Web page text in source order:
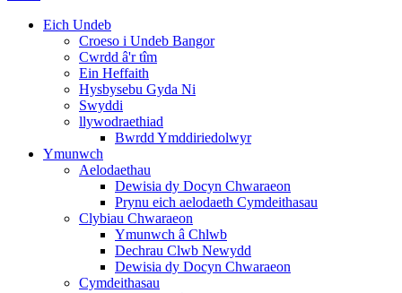
Eich Undeb
Croeso i Undeb Bangor
Cwrdd â'r tîm
Ein Heffaith
Hysbysebu Gyda Ni
Swyddi
llywodraethiad
Bwrdd Ymddiriedolwyr
Ymunwch
Aelodaethau
Dewisia dy Docyn Chwaraeon
Prynu eich aelodaeth Cymdeithasau
Clybiau Chwaraeon
Ymunwch â Chlwb
Dechrau Clwb Newydd
Dewisia dy Docyn Chwaraeon
Cymdeithasau